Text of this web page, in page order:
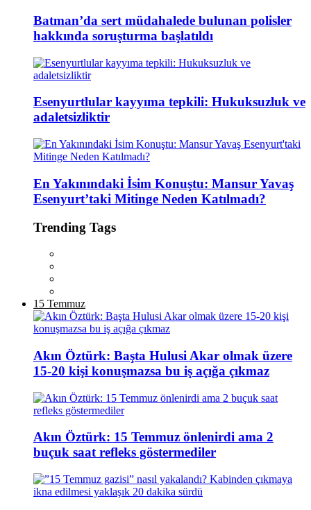
Batman’da sert müdahalede bulunan polisler
hakkında soruşturma başlatıldı
Esenyurtlular kayyıma tepkili: Hukuksuzluk ve
adaletsizliktir
En Yakınındaki İsim Konuştu: Mansur Yavaş
Esenyurt’taki Mitinge Neden Katılmadı?
Trending Tags
15 Temmuz
Akın Öztürk: Başta Hulusi Akar olmak üzere
15-20 kişi konuşmazsa bu iş açığa çıkmaz
Akın Öztürk: 15 Temmuz önlenirdi ama 2
buçuk saat refleks göstermediler